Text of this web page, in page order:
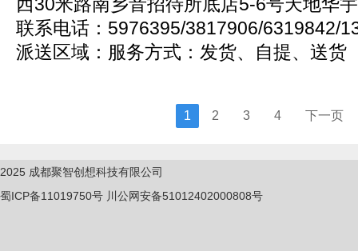
联系电话：5976395/3817906/6319842/
派送区域：服务方式：发货、自提、送货
1 2 3 4 下一页
2025 成都聚智创想科技有限公司
蜀ICP备11019750号 川公网安备51012402000808号